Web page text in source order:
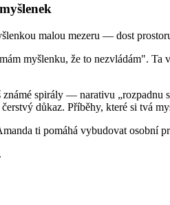
malou mezeru — dost
myšlenku, že to nezvládám".
spirály — narativu „rozpadnu
důkaz. Příběhy, které si tvá
ti pomáhá vybudovat osobní